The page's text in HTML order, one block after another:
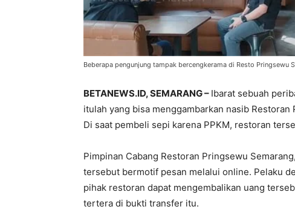
Beberapa pengunjung tampak bercengkerama di Resto Pringsewu
BETANEWS.ID, SEMARANG – Ibarat sebuah
itulah yang bisa menggambarkan nasib
Di saat pembeli sepi karena PPKM, restoran
Pimpinan Cabang Restoran Pringsewu
tersebut bermotif pesan melalui online. Pelaku
pihak restoran dapat mengembalikan uang
tertera di bukti transfer itu.